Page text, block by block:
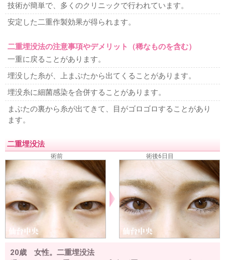
技術が簡単で、多くのクリニックで行われています。
安定した二重作製効果が得られます。
二重埋没法の注意事項やデメリット（稀なものを含む）
一重に戻ることがあります。
埋没した糸が、上まぶたから出てくることがあります。
埋没糸に細菌感染を合併することがあります。
まぶたの裏から糸が出てきて、目がゴロゴロすることがあり
ます。
二重埋没法
術前 術後6日目
20歳 女性。二重埋没法